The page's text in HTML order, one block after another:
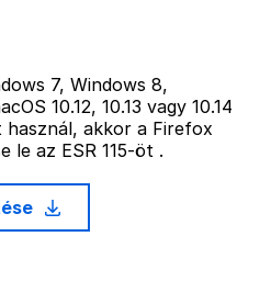
7, Windows 8,
10.12, 10.13 vagy 10.14
akkor a Firefox
le az ESR 115-öt .